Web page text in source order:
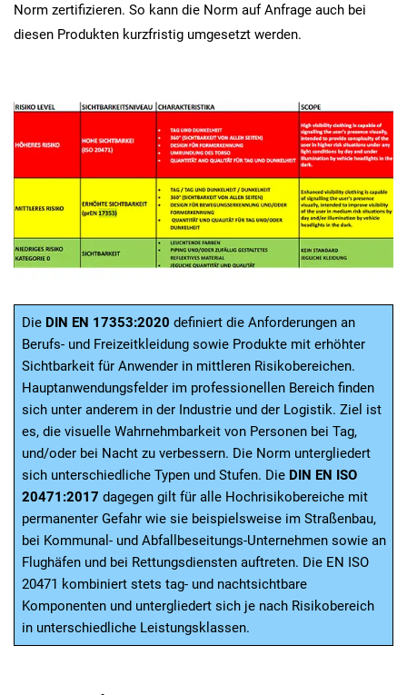
Norm zertifizieren. So kann die Norm auf Anfrage auch bei
diesen Produkten kurzfristig umgesetzt werden.
Die DIN EN 17353:2020 definiert die Anforderungen an
Berufs- und Freizeitkleidung sowie Produkte mit erhöhter
Sichtbarkeit für Anwender in mittleren Risikobereichen.
Hauptanwendungsfelder im professionellen Bereich finden
sich unter anderem in der Industrie und der Logistik. Ziel ist
es, die visuelle Wahrnehmbarkeit von Personen bei Tag,
und/oder bei Nacht zu verbessern. Die Norm untergliedert
sich unterschiedliche Typen und Stufen. Die DIN EN ISO
20471:2017 dagegen gilt für alle Hochrisikobereiche mit
permanenter Gefahr wie sie beispielsweise im Straßenbau,
bei Kommunal- und Abfallbeseitungs-Unternehmen sowie an
Flughäfen und bei Rettungsdiensten auftreten. Die EN ISO
20471 kombiniert stets tag- und nachtsichtbare
Komponenten und untergliedert sich je nach Risikobereich
in unterschiedliche Leistungsklassen.